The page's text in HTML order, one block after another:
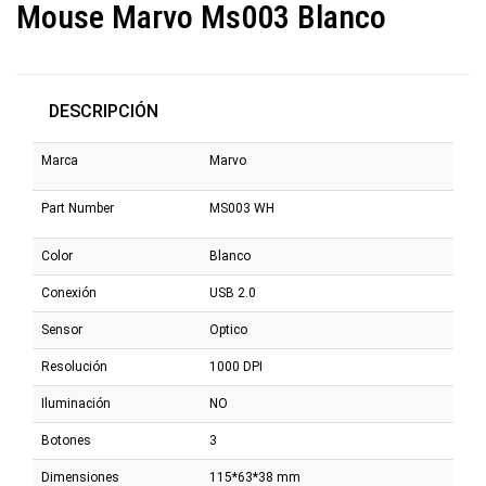
Mouse Marvo Ms003 Blanco
DESCRIPCIÓN
Marca Marvo
Part Number MS003 WH
Color Blanco
Conexión USB 2.0
Sensor Optico
Resolución 1000 DPI
Iluminación NO
Botones 3
Dimensiones 115*63*38 mm